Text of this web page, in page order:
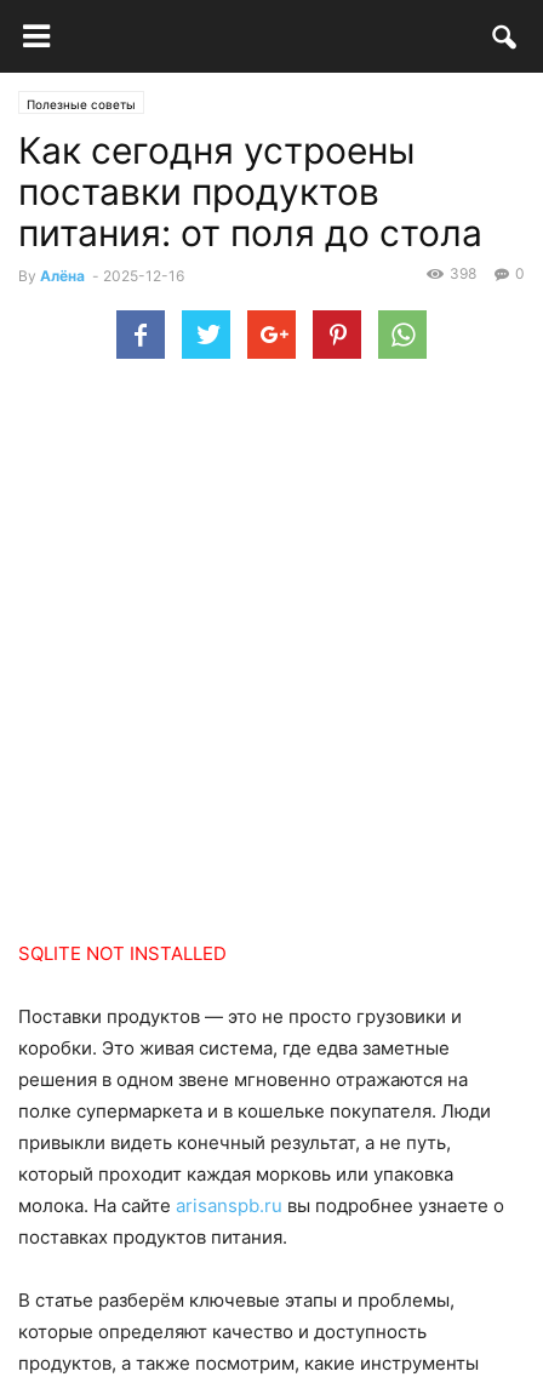
Полезные советы
Как сегодня устроены
поставки продуктов
питания: от поля до стола
By Алёна - 2025-12-16 0
398
SQLITE NOT INSTALLED
Поставки продуктов — это не просто грузовики и
коробки. Это живая система, где едва заметные
решения в одном звене мгновенно отражаются на
полке супермаркета и в кошельке покупателя. Люди
привыкли видеть конечный результат, а не путь,
который проходит каждая морковь или упаковка
молока. На сайте arisanspb.ru вы подробнее узнаете о
поставках продуктов питания.
В статье разберём ключевые этапы и проблемы,
которые определяют качество и доступность
продуктов, а также посмотрим, какие инструменты